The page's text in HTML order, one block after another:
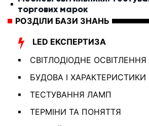
КОНТАКТИ
торгових марок
РОЗДІЛИ БАЗИ ЗНАНЬ
LED ЕКСПЕРТИЗА
СВІТЛОДІОДНЕ ОСВІТЛЕННЯ
БУДОВА І ХАРАКТЕРИСТИКИ
ТЕСТУВАННЯ ЛАМП
ТЕРМІНИ ТА ПОНЯТТЯ